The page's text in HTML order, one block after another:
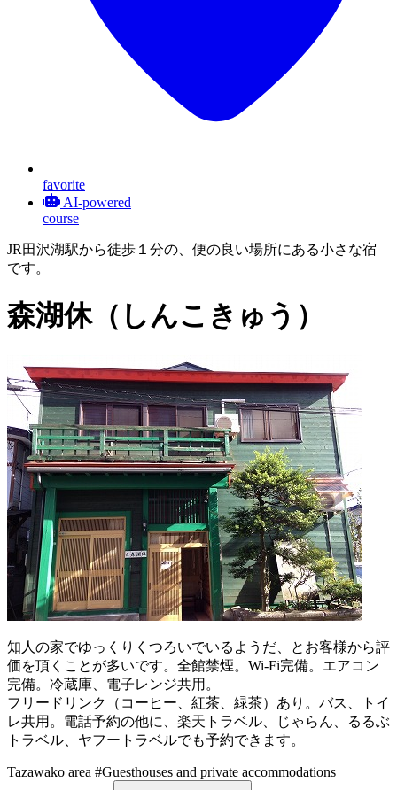
favorite
AI-powered
course
JR田沢湖駅から徒歩１分の、便の良い場所にある小さな宿
です。
森湖休（しんこきゅう）
知人の家でゆっくりくつろいでいるようだ、とお客様から評
価を頂くことが多いです。全館禁煙。Wi-Fi完備。エアコン
完備。冷蔵庫、電子レンジ共用。
フリードリンク（コーヒー、紅茶、緑茶）あり。バス、トイ
レ共用。電話予約の他に、楽天トラベル、じゃらん、るるぶ
トラベル、ヤフートラベルでも予約できます。
Tazawako area #Guesthouses and private accommodations